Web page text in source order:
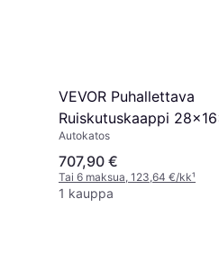
VEVOR Puhallettava
Ruiskutuskaappi
Autokatos
707,90 €
Tai 6 maksua, 123,64 €/kk¹
1 kauppa